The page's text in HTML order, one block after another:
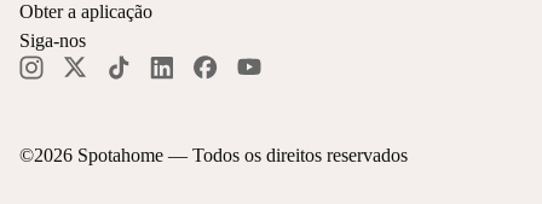
©2026 Spotahome — Todos os direitos reservados
Obter a aplicação
Siga-nos